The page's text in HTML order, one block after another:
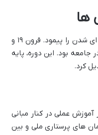
پس از انقلاب فلورانس نایتینگل، پرستاری وارد دوران جدیدی شد و به سرعت مسیر حرفه ای شدن را پیمود. قرون ۱۹ و
بود. این دوره، پایه
کرد.
عملی در کنار مبانی
های پرستاری ملی و بین